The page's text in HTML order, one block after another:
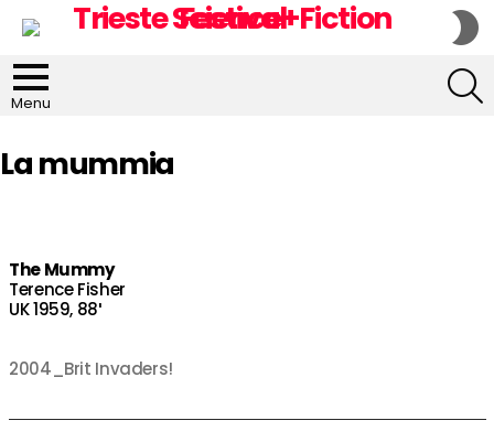
Menu
La mummia
The Mummy
Terence Fisher
UK 1959, 88′
2004_Brit Invaders!